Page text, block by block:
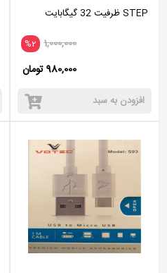
STEP ظرفیت 32 گیگابایت
%2 1,000,000
980,000 تومان
افزودن به سبد